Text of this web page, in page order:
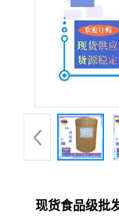
现货食品级批